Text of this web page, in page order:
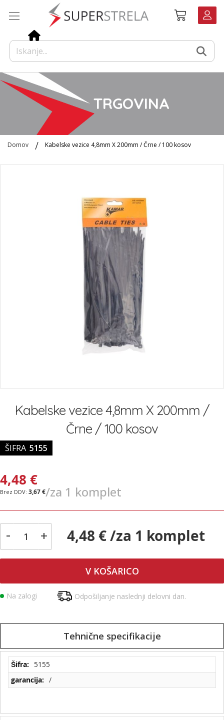
Košarica
TRGOVINA
Domov Kabelske vezice 4,8mm X 200mm / Črne / 100 kosov
začetekKabelske vezice 4,8mm X 200mm /
Črne / 100 kosov
ŠIFRA 5155
4,48 €
3,67 €/za 1 komplet
- + 4,48 € /za 1 komplet
V KOŠARICO
Na zalogi Odpošiljanje naslednji delovni dan.
Tehnične specifikacije
Tehnične
specifikacije
5155
/